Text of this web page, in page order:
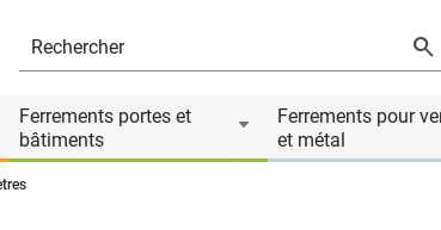
Ferrements portes et
bâtiments
Ferrements pour
et métal